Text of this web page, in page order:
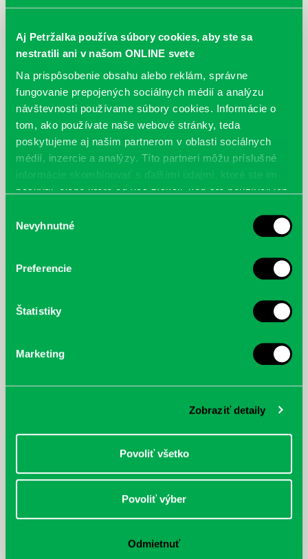
Aj Petržalka používa súbory cookies, aby ste sa
nestratili ani v našom ONLINE svete
Na prispôsobenie obsahu alebo reklám, správne
fungovanie prepojených sociálnych médií a analýzu
návštevnosti používame súbory cookies. Informácie o
tom, ako používate naše webové stránky, teda
poskytujeme aj našim partnerom v oblasti sociálnych
médií, inzercie a analýzy. Títo partneri môžu príslušné
informácie skombinovať s ďalšími údajmi, ktoré ste im
poskytli, alebo ktoré od vás získali, keď ste používali ich
súhlasu
Nevyhnutné
Preferencie
Štatistiky
Marketing
Zobraziť detaily
Povoliť všetko
Povoliť výber
Odmietnuť
Prvá biografia najväčšieho
cyklistu modernej doby:
Rudź, Przemyslaw: Atlas hviezd:
Hardy, Paula: Japonsko na tanieri: